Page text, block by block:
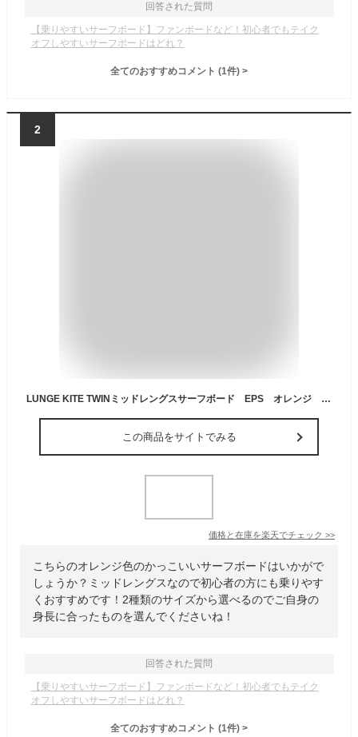
回答された質問
【乗りやすいサーフボード】ファンボードなど！初心者でもテイク
オフしやすいサーフボードはどれ？
全てのおすすめコメント (1件) >
2
LUNGE KITE TWINミッドレングスサーフボード EPS オレンジ ファンボード ※配送方法： 1西濃運輸：営業所止めとなります。2佐川急便：自宅まで配送 のどちらかを選択できます。（西濃運輸支店止めはお引き取りが必要となります）
この商品をサイトでみる
価格と在庫を楽天でチェック >>
こちらのオレンジ色のかっこいいサーフボードはいかがで
しょうか？ミッドレングスなので初心者の方にも乗りやす
くおすすめです！2種類のサイズから選べるのでご自身の
身長に合ったものを選んでくださいね！
回答された質問
【乗りやすいサーフボード】ファンボードなど！初心者でもテイク
オフしやすいサーフボードはどれ？
全てのおすすめコメント (1件) >